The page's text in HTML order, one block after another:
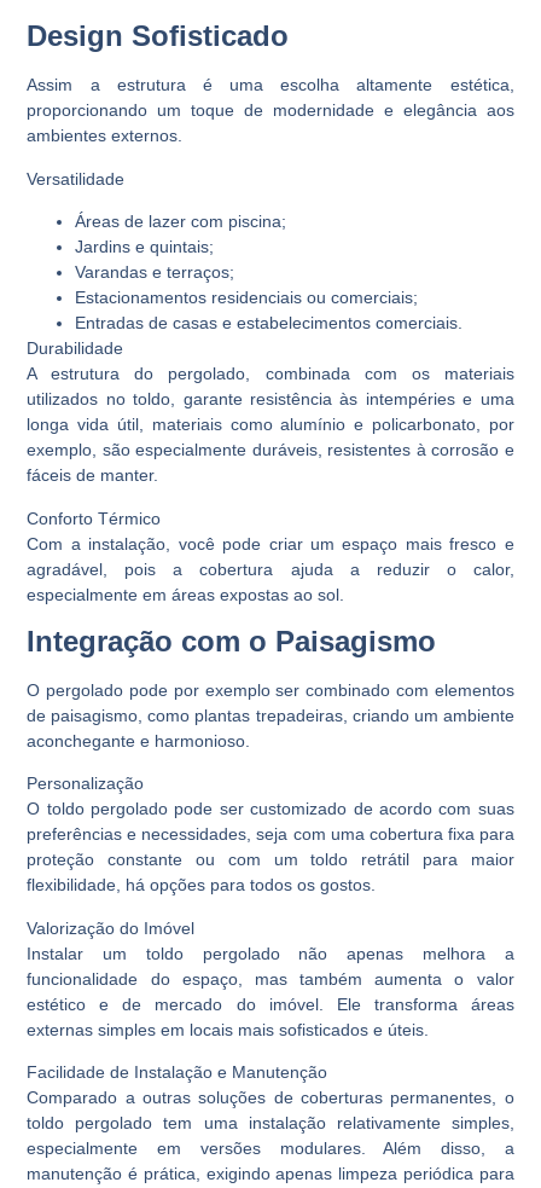
Design Sofisticado
Assim a estrutura é uma escolha altamente estética,
proporcionando um toque de modernidade e elegância aos
ambientes externos.
Versatilidade
Áreas de lazer com piscina;
Jardins e quintais;
Varandas e terraços;
Estacionamentos residenciais ou comerciais;
Entradas de casas e estabelecimentos comerciais.
Durabilidade
A estrutura do pergolado, combinada com os materiais
utilizados no toldo, garante resistência às intempéries e uma
longa vida útil, materiais como alumínio e policarbonato, por
exemplo, são especialmente duráveis, resistentes à corrosão e
fáceis de manter.
Conforto Térmico
Com a instalação, você pode criar um espaço mais fresco e
agradável, pois a cobertura ajuda a reduzir o calor,
especialmente em áreas expostas ao sol.
Integração com o Paisagismo
O pergolado pode por exemplo ser combinado com elementos
de paisagismo, como plantas trepadeiras, criando um ambiente
aconchegante e harmonioso.
Personalização
O toldo pergolado pode ser customizado de acordo com suas
preferências e necessidades, seja com uma cobertura fixa para
proteção constante ou com um toldo retrátil para maior
flexibilidade, há opções para todos os gostos.
Valorização do Imóvel
Instalar um toldo pergolado não apenas melhora a
funcionalidade do espaço, mas também aumenta o valor
estético e de mercado do imóvel. Ele transforma áreas
externas simples em locais mais sofisticados e úteis.
Facilidade de Instalação e Manutenção
Comparado a outras soluções de coberturas permanentes, o
toldo pergolado tem uma instalação relativamente simples,
especialmente em versões modulares. Além disso, a
manutenção é prática, exigindo apenas limpeza periódica para